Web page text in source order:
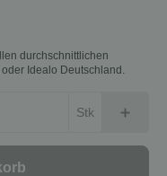
durchschnittlichen
Idealo Deutschland.
Stk